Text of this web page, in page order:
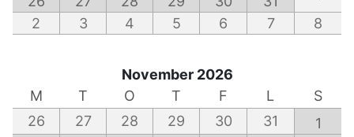
2
3 4 5 6 7 8
November 2026
M
T O T F L
S
26
27 28 29 30 31
1